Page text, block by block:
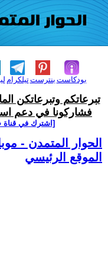
تيلكرامبنترست بودكاست
تبرعاتكم وتبرعاتكن
فشاركونا في دعم
[اشترك في قناة
الحوار المتمدن -
الموقع الرئيسي